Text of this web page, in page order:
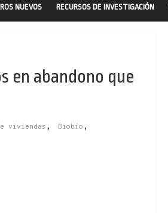
NUEVOS RECURSOS DE INVESTIGACIÓN
en abandono que
viviendas , Biobío ,